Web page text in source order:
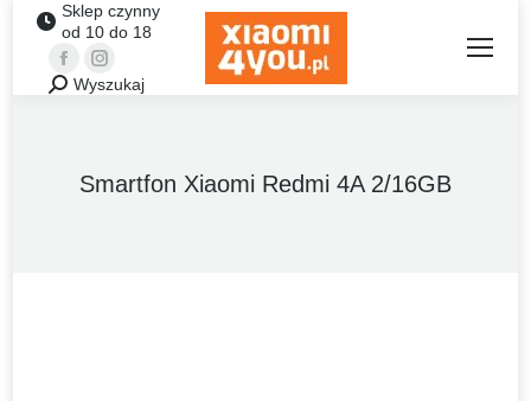
Sklep czynny
od 10 do 18
FacebookInstagram
Szukaj:Wyszukaj
Smartfon Xiaomi Redmi 4A 2/16GB